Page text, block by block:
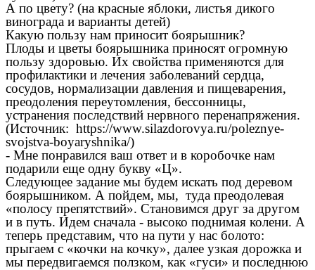
А по цвету? (на красные яблоки, листья дикого
винограда и варианты детей)
Какую пользу нам приносит боярышник?
Плоды и цветы боярышника приносят огромную
пользу здоровью. Их свойства применяются для
профилактики и лечения заболеваний сердца,
сосудов, нормализации давления и пищеварения,
преодоления переутомления, бессонницы,
устранения последствий нервного перенапряжения.
(Источник: https://www.silazdorovya.ru/poleznye-
svojstva-boyaryshnika/)
- Мне понравился ваш ответ и в коробочке нам
подарили еще одну букву «Ц».
Следующее задание мы будем искать под деревом
боярышником. А пойдем, мы, туда преодолевая
«полосу препятствий». Становимся друг за другом
и в путь. Идем сначала - высоко поднимая колени. А
теперь представим, что на пути у нас болото:
прыгаем с «кочки на кочку», далее узкая дорожка и
мы передвигаемся ползком, как «гуси» и последнюю